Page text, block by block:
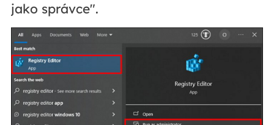
jako správce".